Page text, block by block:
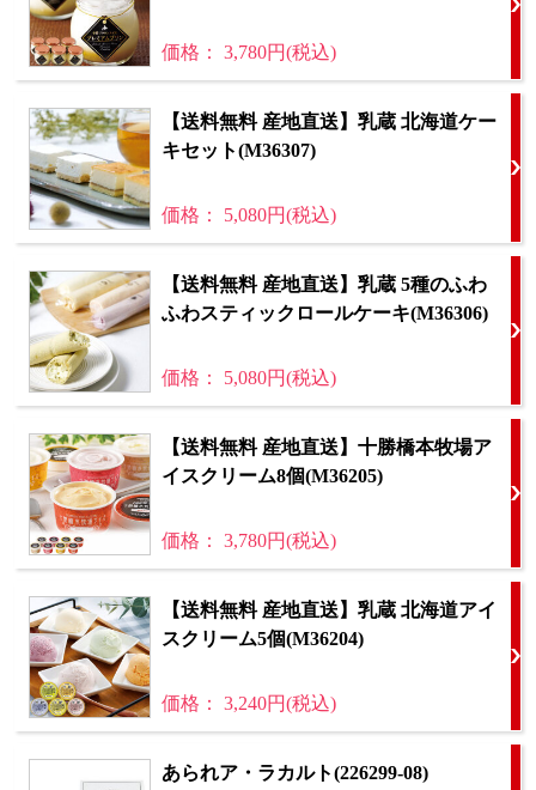
価格： 3,780円(税込)
【送料無料 産地直送】乳蔵 北海道ケー
キセット(M36307)
価格： 5,080円(税込)
【送料無料 産地直送】乳蔵 5種のふわ
ふわスティックロールケーキ(M36306)
価格： 5,080円(税込)
【送料無料 産地直送】十勝橋本牧場ア
イスクリーム8個(M36205)
価格： 3,780円(税込)
【送料無料 産地直送】乳蔵 北海道アイ
スクリーム5個(M36204)
価格： 3,240円(税込)
あられア・ラカルト(226299-08)